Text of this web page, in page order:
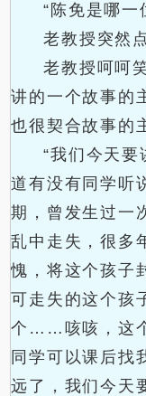
“陈免是哪一
老教授突然
老教授呵呵
讲的一个故事的
也很契合故事的
“我们今天
道有没有同学
期，曾发生过一
乱中走失，很多
愧，将这个孩子
可走失的这个孩
个……咳咳，这
同学可以课后找
远了，我们今天